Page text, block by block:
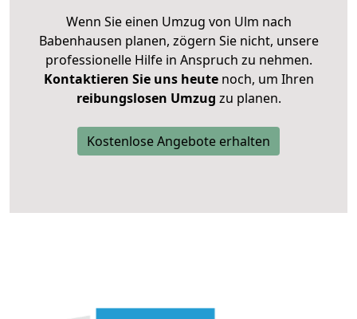
Wenn Sie einen Umzug von Ulm nach
Babenhausen planen, zögern Sie nicht, unsere
professionelle Hilfe in Anspruch zu nehmen.
Kontaktieren Sie uns heutenoch, um Ihren
reibungslosen Umzug zu planen.
Kostenlose Angebote erhalten